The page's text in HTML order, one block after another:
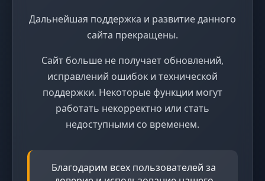
Дальнейшая поддержка и развитие данного
сайта прекращены.
Сайт больше не получает обновлений,
исправлений ошибок и технической
поддержки. Некоторые функции могут
работать некорректно или стать
недоступными со временем.
Благодарим всех пользователей за